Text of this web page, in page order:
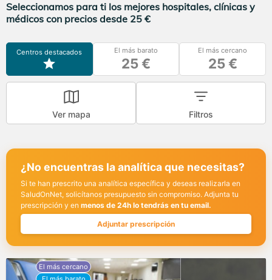
Seleccionamos para ti los mejores hospitales, clínicas y
médicos con precios desde 25 €
Centros destacados El más barato
25 €
El más cercano
25 €
Ver mapa Filtros
¿No encuentras la analítica que necesitas?
Si te han prescrito una analítica específica y deseas realizarla en
SaludOnNet, solicítanos presupuesto sin compromiso. Adjunta tu
prescripción y en menos de 24h lo tendrás en tu email.
Adjuntar prescripción